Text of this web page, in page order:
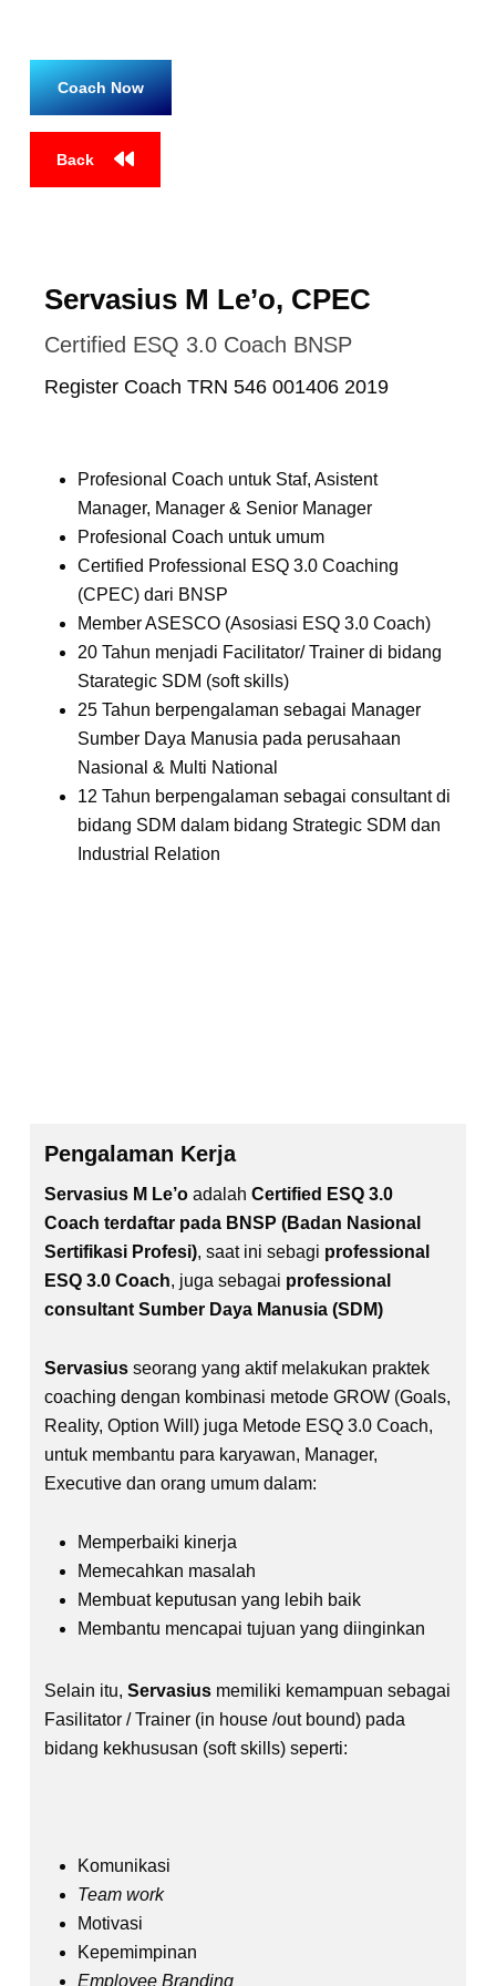
Coach Now
Back
Servasius M Le’o, CPEC
Certified ESQ 3.0 Coach BNSP
Register Coach TRN 546 001406 2019
Profesional Coach untuk Staf, Asistent
Manager, Manager & Senior Manager
Profesional Coach untuk umum
Certified Professional ESQ 3.0 Coaching
(CPEC) dari BNSP
Member ASESCO (Asosiasi ESQ 3.0 Coach)
20 Tahun menjadi Facilitator/ Trainer di bidang
Starategic SDM (soft skills)
25 Tahun berpengalaman sebagai Manager
Sumber Daya Manusia pada perusahaan
Nasional & Multi National
12 Tahun berpengalaman sebagai consultant di
bidang SDM dalam bidang Strategic SDM dan
Industrial Relation
Pengalaman Kerja
Servasius M Le’o adalahCertified ESQ 3.0
Coach terdaftar pada BNSP (Badan Nasional
Sertifikasi Profesi), saat ini sebagi professional
ESQ 3.0 Coach, juga sebagai professional
consultant Sumber Daya Manusia (SDM)
Servasius seorang yang aktif melakukan praktek
coaching dengan kombinasi metode GROW (Goals,
Reality, Option Will) juga Metode ESQ 3.0 Coach,
untuk membantu para karyawan, Manager,
Executive dan orang umum dalam:
Memperbaiki kinerja
Memecahkan masalah
Membuat keputusan yang lebih baik
Membantu mencapai tujuan yang diinginkan
Selain itu,Servasius memiliki kemampuan sebagai
Fasilitator / Trainer (in house /out bound) pada
bidang kekhususan (soft skills) seperti:
Komunikasi
Team work
Motivasi
Kepemimpinan
Employee Branding